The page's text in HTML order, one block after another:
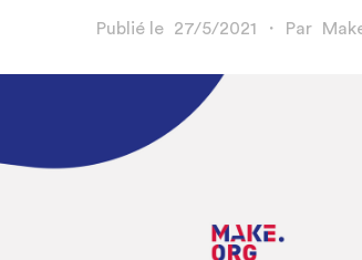
Publié le 27/5/2021 ・ Par